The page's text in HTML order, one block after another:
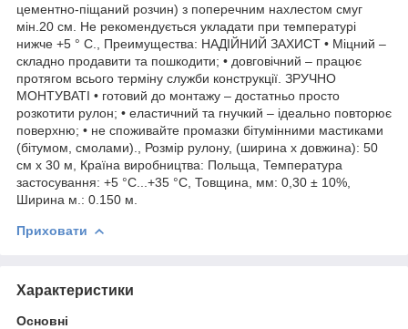
цементно-піщаний розчин) з поперечним нахлестом смуг
мін.20 см. Не рекомендується укладати при температурі
нижче +5 ° С., Преимущества: НАДІЙНИЙ ЗАХИСТ • Міцний –
складно продавити та пошкодити; • довговічний – працює
протягом всього терміну служби конструкції. ЗРУЧНО
МОНТУВАТІ • готовий до монтажу – достатньо просто
розкотити рулон; • еластичний та гнучкий – ідеально повторює
поверхню; • не споживайте промазки бітумінними мастиками
(бітумом, смолами)., Розмір рулону, (ширина х довжина): 50
см х 30 м, Країна виробництва: Польща, Температура
застосування: +5 °С...+35 °C, Товщина, мм: 0,30 ± 10%,
Ширина м.: 0.150 м.
Приховати
Характеристики
Основні